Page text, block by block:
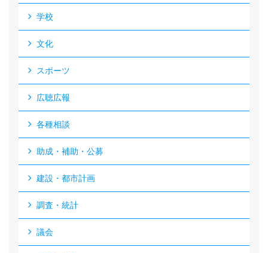
学校
文化
スポーツ
広聴広報
各種相談
助成・補助・公募
建設・都市計画
調査・統計
議会